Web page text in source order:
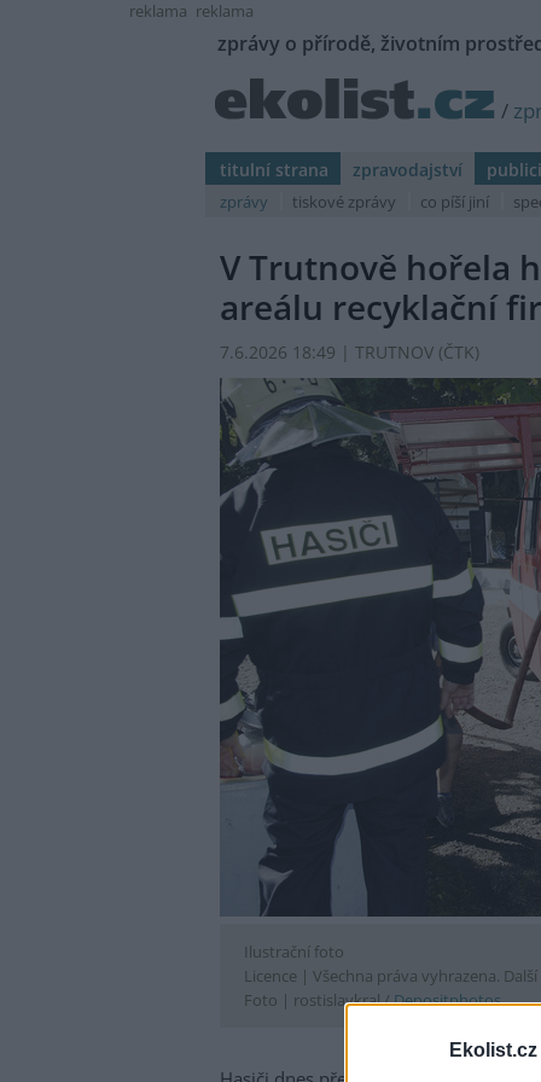
Ekolist.cz
reklama reklama
zprávy o přírodě, životním
/
titulní strana zpravodajství
zprávy tiskové zprávy co píší jiní
V Trutnově hořela
areálu recyklační
7.6.2026 18:49 | TRUTNOV (ČTK)
Ilustrační foto
Licence | Všechna práva vyhrazena.
Foto | rostislavkral /Depositphotos